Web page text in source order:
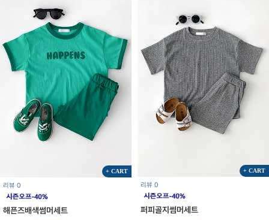
+ CART
리뷰 0
해픈즈배색썸머세트
+ CART
리뷰 0
퍼피골지썸머세트